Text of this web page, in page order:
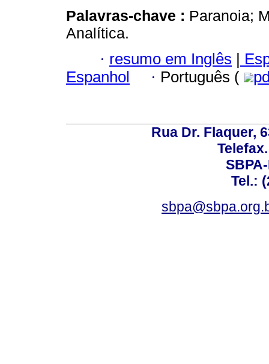
Palavras-chave : Paranoia;
Analítica.
· resumo em Inglês |
Espanhol
· Português (
Rua Dr. Flaquer,
Tel.: